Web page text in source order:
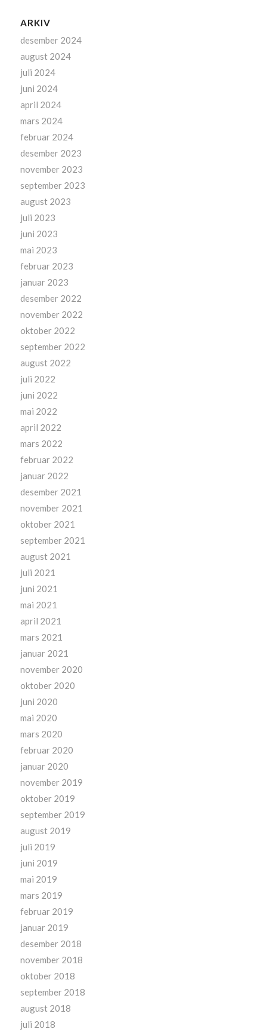
ARKIV
desember 2024
august 2024
juli 2024
juni 2024
april 2024
mars 2024
februar 2024
desember 2023
november 2023
september 2023
august 2023
juli 2023
juni 2023
mai 2023
februar 2023
januar 2023
desember 2022
november 2022
oktober 2022
september 2022
august 2022
juli 2022
juni 2022
mai 2022
april 2022
mars 2022
februar 2022
januar 2022
desember 2021
november 2021
oktober 2021
september 2021
august 2021
juli 2021
juni 2021
mai 2021
april 2021
mars 2021
januar 2021
november 2020
oktober 2020
juni 2020
mai 2020
mars 2020
februar 2020
januar 2020
november 2019
oktober 2019
september 2019
august 2019
juli 2019
juni 2019
mai 2019
mars 2019
februar 2019
januar 2019
desember 2018
november 2018
oktober 2018
september 2018
august 2018
juli 2018